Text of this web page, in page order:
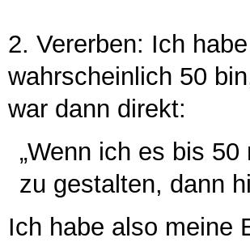
2. Vererben: Ich
wahrscheinlich 50
war dann direkt:
„Wenn ich es bis
zu gestalten, dann
Ich habe also meine